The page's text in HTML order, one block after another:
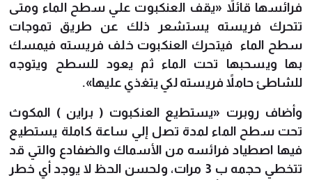
فرائسها قائلاً «يقف العنكبوت علي سطح الماء ومتى
تتحرك فريسته يستشعر ذلك عن طريق تموجات
سطح الماء فيتحرك العنكبوت خلف فريسته فيمسك
بها ويسحبها تحت الماء ثم يعود للسطح ويتوجه
للشاطئ حاملاً فريسته لكي يتغذي عليها».
وأضاف روبرت «يستطيع العنكبوت ( براين ) المكوث
تحت سطح الماء لمدة تصل إلي ساعة كاملة يستطيع
فيها اصطياد فرائسه من الأسماك والضفادع والتي قد
تتخطي حجمه ب 3 مرات، ولحسن الحظ لا يوجد أي خطر